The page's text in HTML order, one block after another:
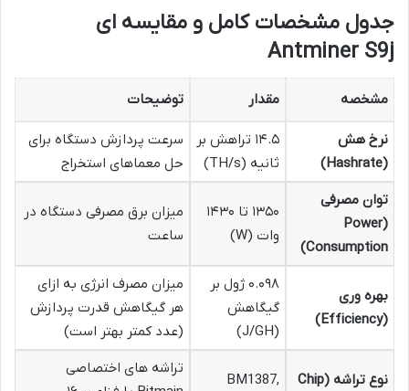
جدول مشخصات کامل و مقایسه ای
Antminer S9j
مشخصه مقدار توضیحات
نرخ هش
(Hashrate)
۱۴.۵ تراهش بر
ثانیه (TH/s)
سرعت پردازش دستگاه برای
حل معماهای استخراج
توان مصرفی
(Power
Consumption)
۱۳۵۰ تا ۱۴۳۰
وات (W)
میزان برق مصرفی دستگاه در
ساعت
بهره وری
(Efficiency)
۰.۰۹۸ ژول بر
گیگاهش
(J/GH)
میزان مصرف انرژی به ازای
هر گیگاهش قدرت پردازش
(عدد کمتر بهتر است)
نوع تراشه (Chip
BM1387,
تراشه های اختصاصی